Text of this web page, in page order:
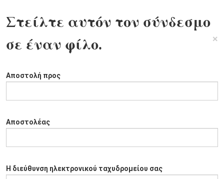
Στείλτε αυτόν τον σύνδεσμο
σε έναν φίλο.
×
Αποστολή προς
Αποστολέας
Η διεύθυνση ηλεκτρονικού ταχυδρομείου σας